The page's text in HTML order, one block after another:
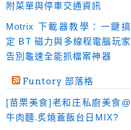
教育學習 (23)
文書工具 (91)
畫面擷取 (36)
看圖程式 (17)
附菜單與停車交通資訊
Motrix 下載器教學：一鍵搞
定 BT 磁力與多線程電腦玩家
告別龜速全能抓檔案神器
Funtory 部落格
[苗栗美食]老和庄私廚美食@
牛肉麵.炙燒蓋飯台日MIX?